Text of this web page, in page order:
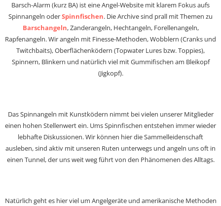
Barsch-Alarm (kurz BA) ist eine Angel-Website mit klarem Fokus aufs
Spinnangeln oderSpinnfischen. Die Archive sind prall mit Themen zu
Barschangeln, Zanderangeln, Hechtangeln, Forellenangeln,
Rapfenangeln. Wir angeln mit Finesse-Methoden, Wobblern (Cranks und
Twitchbaits), Oberflächenködern (Topwater Lures bzw. Toppies),
Spinnern, Blinkern und natürlich viel mit Gummifischen am Bleikopf
(Jigkopf).
Das Spinnangeln mit Kunstködern nimmt bei vielen unserer Mitglieder
einen hohen Stellenwert ein. Ums Spinnfischen entstehen immer wieder
lebhafte Diskussionen. Wir können hier die Sammelleidenschaft
ausleben, sind aktiv mit unseren Ruten unterwegs und angeln uns oft in
einen Tunnel, der uns weit weg führt von den Phänomenen des Alltags.
Natürlich geht es hier viel um Angelgeräte und amerikanische Methoden